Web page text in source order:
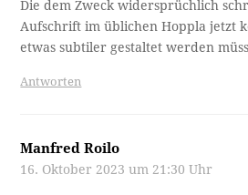
Die dem Zweck widersprüchlich
Aufschrift im üblichen Hoppla jetzt
etwas subtiler gestaltet werden
Antworten
Manfred Roilo
16. Oktober 2023 um 21:30 Uhr